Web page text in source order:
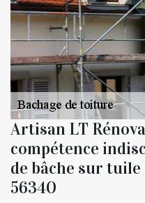
Artisan LT
compétence
de bâche sur
56340